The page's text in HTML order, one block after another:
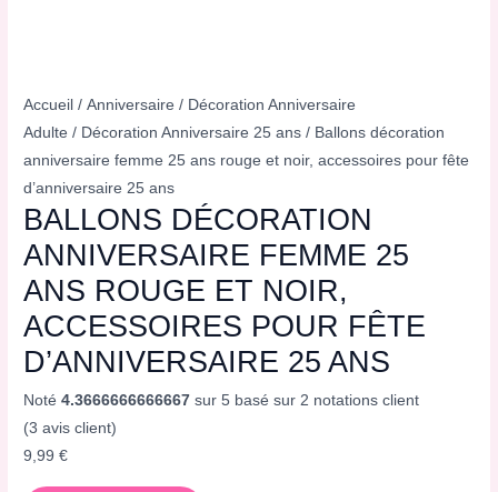
Accueil /Anniversaire / Décoration Anniversaire
Adulte / Décoration Anniversaire 25 ans / Ballons décoration
anniversaire femme 25 ans rouge et noir, accessoires pour fête
d’anniversaire 25 ans
BALLONS DÉCORATION
ANNIVERSAIRE FEMME 25
ANS ROUGE ET NOIR,
ACCESSOIRES POUR FÊTE
D’ANNIVERSAIRE 25 ANS
Noté4.3666666666667 sur 5 basé sur 2 notations client
(3 avis client)
9,99€